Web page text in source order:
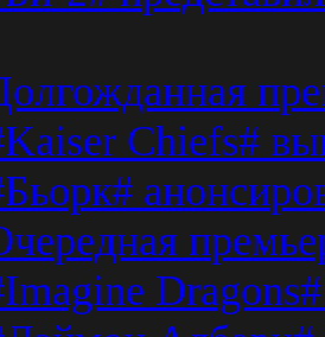
Chiefs#